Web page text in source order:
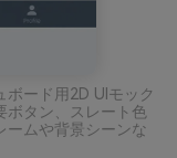
ード用2D UIモック
ボタン、スレート色
ームや背景シーンな